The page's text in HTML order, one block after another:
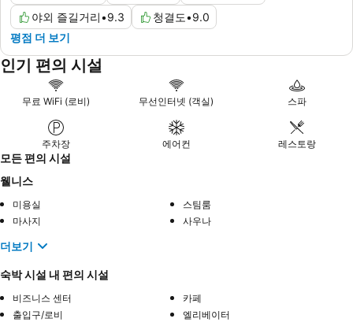
야외 즐길거리•9.3 청결도•9.0
평점 더 보기
인기 편의 시설
무료 WiFi (로비) 무선인터넷 (객실) 스파
주차장 에어컨 레스토랑
모든 편의 시설
웰니스
미용실
스팀룸
마사지
사우나
더보기
숙박 시설 내 편의 시설
비즈니스 센터
카페
출입구/로비
엘리베이터